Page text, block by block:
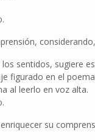
sentidos, sugiere
figurado en el
al leerlo en voz alta.
su